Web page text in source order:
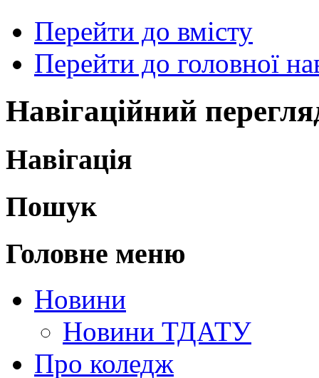
Перейти до вмісту
Перейти до головної
Навігаційний
Навігація
Пошук
Головне меню
Новини
Новини ТДАТУ
Про коледж